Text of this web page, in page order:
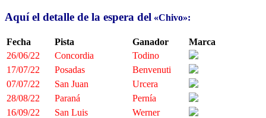
Aquí el detalle de la espera del «Chivo»:
Fecha Pista Ganador
Marca
26/06/22
Concordia
Todino
17/07/22
Posadas
Benvenuti
07/07/22
San Juan
Urcera
28/08/22
Paraná
Pernía
16/09/22
San Luis
Werner